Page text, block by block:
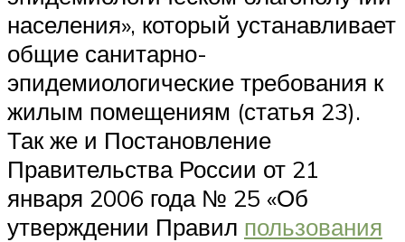
населения», который устанавливает
общие санитарно-
эпидемиологические требования к
жилым помещениям (статья 23).
Так же и Постановление
Правительства России от 21
января 2006 года № 25 «Об
утверждении Правил пользования